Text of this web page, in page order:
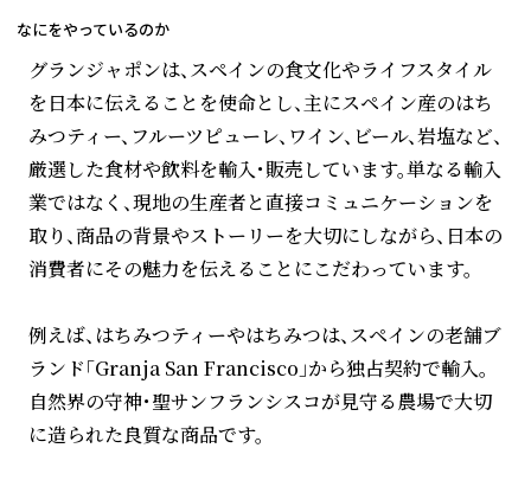
なにをやっているのか
グランジャポンは、スペインの食文化やライフスタイル
を日本に伝えることを使命とし、主にスペイン産のはち
みつティー、フルーツピューレ、ワイン、ビール、岩塩など、
厳選した食材や飲料を輸入・販売しています。単なる輸入
業ではなく、現地の生産者と直接コミュニケーションを
取り、商品の背景やストーリーを大切にしながら、日本の
消費者にその魅力を伝えることにこだわっています。
例えば、はちみつティーやはちみつは、スペインの老舗ブ
ランド「Granja San Francisco」から独占契約で輸入。
自然界の守神・聖サンフランシスコが見守る農場で大切
に造られた良質な商品です。